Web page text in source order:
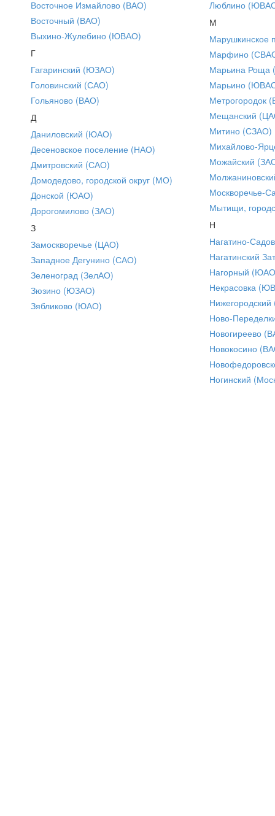
Восточное Измайлово (ВАО)
Восточный (ВАО)
Выхино-Жулебино (ЮВАО)
Г
Гагаринский (ЮЗАО)
Головинский (САО)
Гольяново (ВАО)
Д
Даниловский (ЮАО)
Десеновское поселение (НАО)
Дмитровский (САО)
Домодедово, городской округ (МО)
Донской (ЮАО)
Дорогомилово (ЗАО)
З
Замоскворечье (ЦАО)
Западное Дегунино (САО)
Зеленоград (ЗелАО)
Зюзино (ЮЗАО)
Зябликово (ЮАО)
Люблино
М
Марушкинское
Марфино
Марьина Роща
Марьино
Метрогородок
Мещанский
Митино (СЗАО)
Михайлово-
Можайский
Москворечье-
Мытищи,
Н
Нагатино-
Нагатинский
Нагорный
Некрасовка
Ново-
Новогиреево
Новокосино
Ногинский